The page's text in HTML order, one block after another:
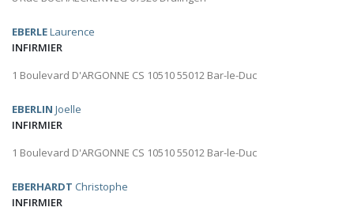
EBERLELaurence
INFIRMIER
1 Boulevard D'ARGONNE CS 10510 55012 Bar-le-Duc
EBERLIN Joelle
INFIRMIER
1 Boulevard D'ARGONNE CS 10510 55012 Bar-le-Duc
EBERHARDT Christophe
INFIRMIER